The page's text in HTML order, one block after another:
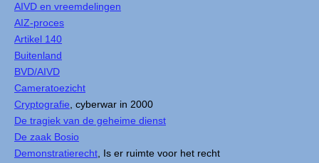
AIVD en vreemdelingen
AIZ-proces
Artikel 140
Buitenland
BVD/AIVD
Cameratoezicht
Cryptografie , cyberwar in 2000
De tragiek van de geheime dienst
De zaak Bosio
Demonstratierecht , Is er ruimte voor het recht